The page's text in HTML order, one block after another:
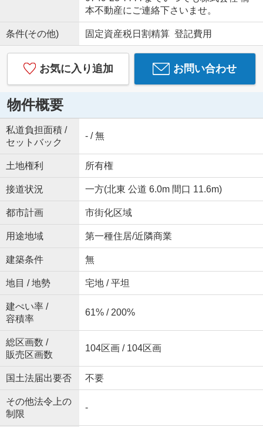
本不動産にご連絡下さいませ。
条件(その他) 固定資産税日割精算 登記費用
お気に入り追加 お問い合わせ
物件概要
私道負担面積 /
セットバック
- / 無
土地権利 所有権
接道状況 一方(北東 公道 6.0m 間口 11.6m)
都市計画 市街化区域
用途地域 第一種住居/近隣商業
建築条件 無
地目 / 地勢 宅地 / 平坦
建ぺい率 /
容積率
61% / 200%
総区画数 /
販売区画数
104区画 / 104区画
国土法届出要否 不要
その他法令上の
制限
-